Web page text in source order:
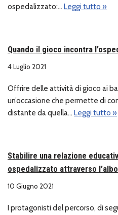
ospedalizzato:… Leggi tutto »
Quando il gioco incontra
4 Luglio 2021
Offrire delle attività di gioco ai
un’occasione che permette di
distante da quella… Leggi tutto »
Stabilire una relazione
ospedalizzato attraverso
10 Giugno 2021
I protagonisti del percorso, di